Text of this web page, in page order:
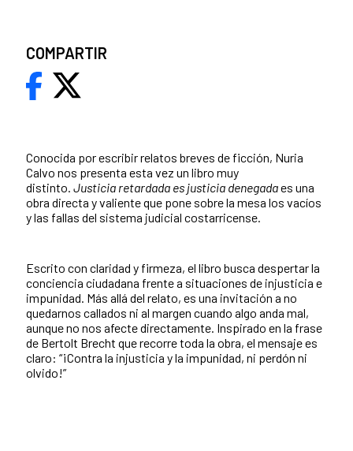
Conocida por escribir relatos breves de ficción, Nuria
Calvo nos presenta esta vez un libro muy
distinto. Justicia retardada es justicia denegadaes una
obra directa y valiente que pone sobre la mesa los vacíos
y las fallas del sistema judicial costarricense.
Escrito con claridad y firmeza, el libro busca despertar la
conciencia ciudadana frente a situaciones de injusticia e
impunidad. Más allá del relato, es una invitación a no
quedarnos callados ni al margen cuando algo anda mal,
aunque no nos afecte directamente. Inspirado en la frase
de Bertolt Brecht que recorre toda la obra, el mensaje es
claro: “¡Contra la injusticia y la impunidad, ni perdón ni
olvido!”
COMPARTIR